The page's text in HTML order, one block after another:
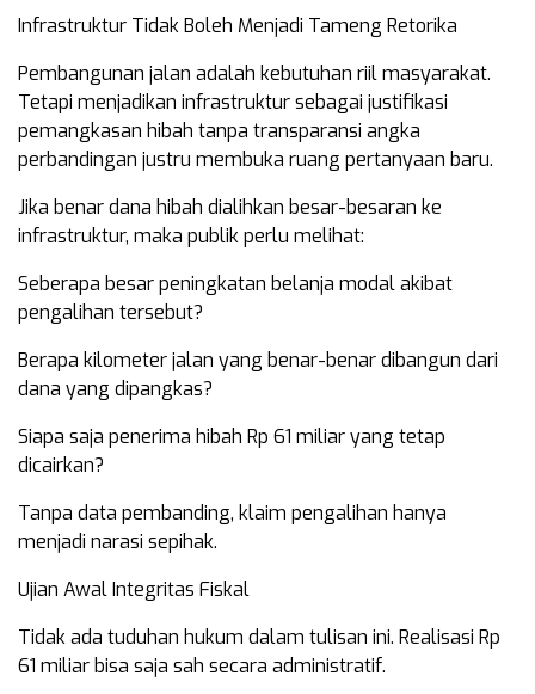
Infrastruktur Tidak Boleh Menjadi Tameng Retorika
Pembangunan jalan adalah kebutuhan riil masyarakat.
Tetapi menjadikan infrastruktur sebagai justifikasi
pemangkasan hibah tanpa transparansi angka
perbandingan justru membuka ruang pertanyaan baru.
Jika benar dana hibah dialihkan besar-besaran ke
infrastruktur, maka publik perlu melihat:
Seberapa besar peningkatan belanja modal akibat
pengalihan tersebut?
Berapa kilometer jalan yang benar-benar dibangun dari
dana yang dipangkas?
Siapa saja penerima hibah Rp 61 miliar yang tetap
dicairkan?
Tanpa data pembanding, klaim pengalihan hanya
menjadi narasi sepihak.
Ujian Awal Integritas Fiskal
Tidak ada tuduhan hukum dalam tulisan ini. Realisasi Rp
61 miliar bisa saja sah secara administratif.